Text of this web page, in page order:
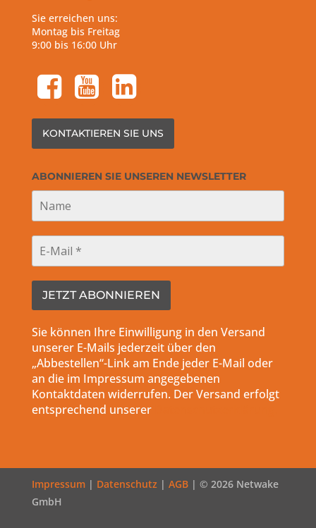
Sie erreichen uns:
Montag bis Freitag
9:00 bis 16:00 Uhr
facebook-square
youtube-square linkedin-square
KONTAKTIEREN SIE UNS
ABONNIEREN SIE UNSEREN NEWSLETTER
Sie können Ihre Einwilligung in den Versand
unserer E-Mails jederzeit über den
„Abbestellen“-Link am Ende jeder E-Mail oder
an die im Impressum angegebenen
Kontaktdaten widerrufen. Der Versand erfolgt
entsprechend unserer
Impressum| Datenschutz| AGB| © 2026 Netwake
GmbH